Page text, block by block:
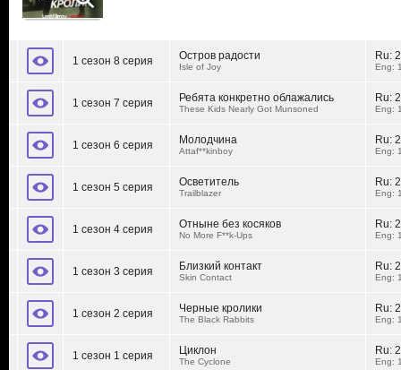
1 сезон 8 серия Остров радости
Isle of Joy
Ru:
Eng:
1 сезон 7 серия Ребята конкретно облажались
These Kids Nearly Got Munsoned
Ru:
Eng:
1 сезон 6 серия Молодчина
Attaf**kinboy
Ru:
Eng:
1 сезон 5 серия Осветитель
Trailblazer
Ru:
Eng:
1 сезон 4 серия Отныне без косяков
No More F**k-Ups
Ru:
Eng:
1 сезон 3 серия Близкий контакт
Skin Contact
Ru:
Eng:
1 сезон 2 серия Черные кролики
The Black Rabbits
Ru:
Eng:
1 сезон 1 серия Циклон
The Cyclone
Ru:
Eng: